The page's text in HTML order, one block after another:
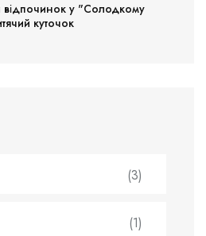
відпочинок у "Солодкому
куточок
(3)
(1)